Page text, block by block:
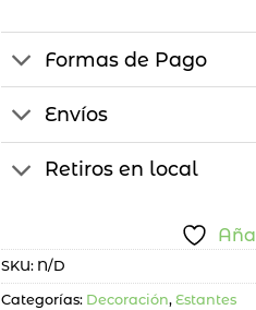
Formas de Pago
Envíos
Retiros en local
SKU: N/D
Categorías: Decoración, Estantes